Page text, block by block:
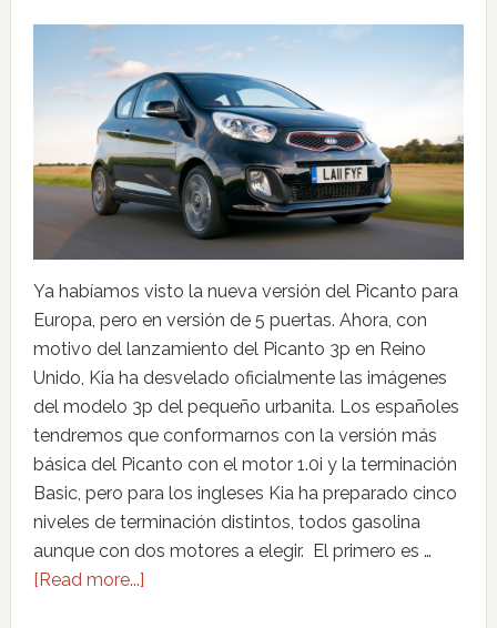
Ya habíamos visto la nueva versión del Picanto para
Europa, pero en versión de 5 puertas. Ahora, con
motivo del lanzamiento del Picanto 3p en Reino
Unido, Kia ha desvelado oficialmente las imágenes
del modelo 3p del pequeño urbanita. Los españoles
tendremos que conformarnos con la versión más
básica del Picanto con el motor 1.0i y la terminación
Basic, pero para los ingleses Kia ha preparado cinco
niveles de terminación distintos, todos gasolina
aunque con dos motores a elegir. El primero es …
[Read more...]